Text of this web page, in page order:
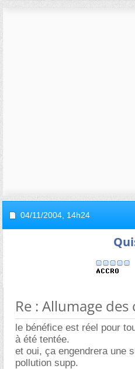
04/11/2004, 14h24
Re : Allumage des
le bénéfice est réel pour
à été tentée.
et oui, ça engendrera une
pollution supp.